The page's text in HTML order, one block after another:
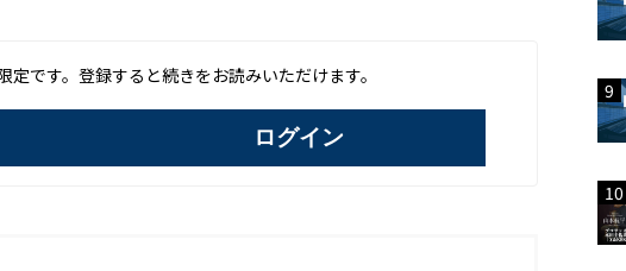
定です。登録すると続きをお読みいただけます。
ログイン
9
10